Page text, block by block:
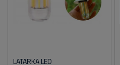
LATARKA LED